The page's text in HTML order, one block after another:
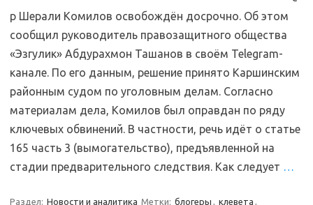
р Шерали Комилов освобождён досрочно. Об этом
сообщил руководитель правозащитного общества
«Эзгулик» Абдурахмон Ташанов в своём Telegram-
канале. По его данным, решение принято Каршинским
районным судом по уголовным делам. Согласно
материалам дела, Комилов был оправдан по ряду
ключевых обвинений. В частности, речь идёт о статье
165 часть 3 (вымогательство), предъявленной на
стадии предварительного следствия. Как следует …
Раздел: Новости и аналитика Метки: блогеры , клевета ,